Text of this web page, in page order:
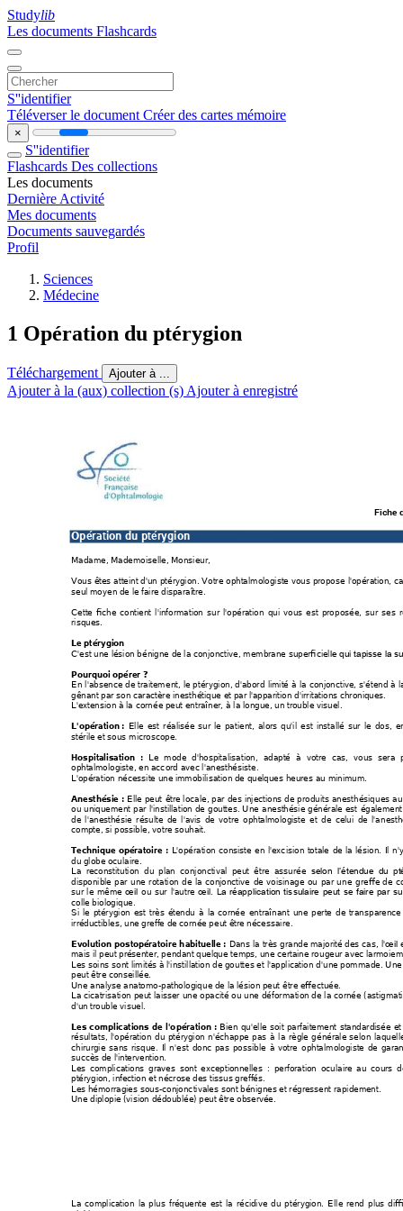
Studylib
Les documents Flashcards
S''identifier
Téléverser le document Créer des cartes mémoire
×
S''identifier
Flashcards Des collections
Les documents
Dernière Activité
Mes documents
Documents sauvegardés
Profil
Sciences
Médecine
1 Opération du ptérygion
Téléchargement Ajouter à ...
Ajouter à la (aux) collection (s) Ajouter à enregistré
Fiche
Opération du ptérygion
Madame, Mademoiselle, Monsieur,
Vous êtes atteint d'un ptérygion. Votre ophtalmologiste vous propose l'opération,
seul moyen de le faire disparaître.
Cette fiche contient l'information sur l'opération qui vous est proposée, sur ses
risques.
Le ptérygion
C'est une lésion bénigne de la conjonctive, membrane superficiel le qui tapisse l a
Pourquoi opérer ?
En l'absence de traitement, le ptérygion, d'abord limité à la conjonctive, s'étend à
gênant par son caractère inesthétique et par l'apparition d'irritations chroniques.
L'extension à la cornée peut entraîner, à la longue, un trouble visuel.
L'opération : Elle est réalisée sur le patient, alors qu'il est installé sur le dos,
stérile et sous microscope.
Hospitalisation : Le mode d'hospitalisation, adapté à votre cas, vous sera
ophtalmologiste, en accord avec l'anesthésiste.
L'opération nécessite une immobilisation de quelques heures au minimum.
Anesthésie : Elle peut être locale, par des injections de produits anesthésiques a
ou uniquement par l'instillation de gouttes. Une anesthésie générale est également
de l'anesthésie résulte de l'avis de votre ophtalmologiste et de celui de l'a
compte, si possible, votre souhait.
Technique opératoire : L'opération consiste en l'excision totale de la lésion. Il n
du globe oculaire.
La  reconstitution  du
  plan  conjonctival
peut  être assurée selon  l’étendue  du
disponible par une rotation de la conjonctive de voisinage ou par une greffe de
sur le même œil ou sur l'autre œil . La réapplication tissulaire peut se faire par
colle biologique.
Si le ptérygion est très étendu à la cornée entraînant une perte de transparence
irréductibles, une greffe de cornée peut être nécessaire.
Evolution postopératoire habituelle : Dans la très grande majorité des cas, l'œil
mais il peut présenter, pendant quelque temps, une certaine rougeur avec larm
Les soins sont limités à l'instillation de gouttes et l'application d'une pommade. U
peut être conseillée.
Une analyse anatomo-pathologique de la lésion peut être effectuée.
La cicatrisation peut laisser une opacité ou une déformation de la cornée (astigm
d'un trouble visuel.
Les complications de l'opération : Bien qu'elle soit parfaitement standardisée et
résultats, l'opération du ptérygion n'échappe pas à la règle générale selon
chirurgie sans risque. Il n'est donc pas possible à votre ophtalmologiste de
succès de l'intervention.
Les complications graves sont exceptionnelles : perforation oculaire au cours
ptérygion, infection et nécrose des tissus greffés.
Les hémorragies sous-conjonctivales sont bénignes et régressent rapidement.
Une diplopie (vision dédoublée) peut être observée.
La complication la plus fréquente est la récidive du ptérygion. Elle rend plus